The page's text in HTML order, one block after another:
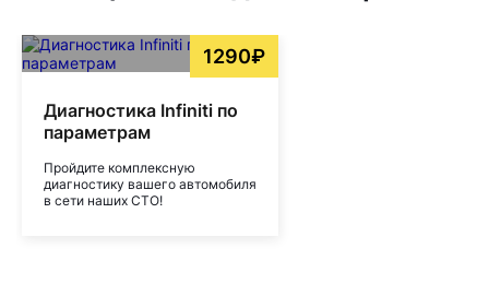
1290₽
Диагностика Infiniti по
параметрам
Пройдите комплексную
диагностику вашего автомобиля
в сети наших СТО!